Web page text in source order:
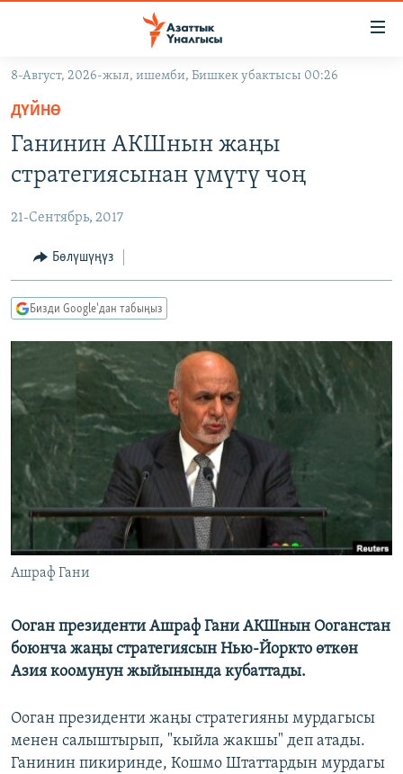
Навигацияга
өтүңүз
Издөөгө
салыңыз
ЖАҢЫЛЫКТАР
ЭКОНОМИКА
МАДАНИЯТ
БОРБОР АЗИЯ
УКРАИНА
АТАЙЫН ИЛИКТӨӨ
ТВ ПРОГРАММАЛАР
ЭКСПЕРТТЕР ТАЛДАЙТ
БИЗ ЖАНА ДҮЙНӨ
ДАНИСТЕ
ЭЖЕ-СИҢДИЛЕР
АЗАТТЫК+
ЫҢГАЙСЫЗ СУРООЛОР
ӨЗГӨЧӨ ПИКИР
ОНЛАЙН ШЕРИНЕ
ЭЕ/АРнун бардык сайттары
8-Август, 2026-жыл, ишемби, Бишкек убактысы 00:26
ДҮЙНӨ
Ганинин АКШнын жаңы
стратегиясынан үмүтү чоң
21-Сентябрь, 2017
Бөлүшүңүз
Бизди Google'дан табыңыз
Ашраф Гани
Ооган президенти Ашраф Гани АКШнын Ооганстан
боюнча жаңы стратегиясын Нью-Йоркто өткөн
Азия коомунун жыйынында кубаттады.
Ооган президенти жаңы стратегияны мурдагысы
менен салыштырып, "кыйла жакшы" деп атады.
Ганинин пикиринде, Кошмо Штаттардын мурдагы